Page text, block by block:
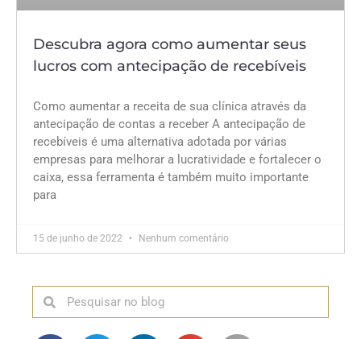
Descubra agora como aumentar seus
lucros com antecipação de recebíveis
Como aumentar a receita de sua clínica através da
antecipação de contas a receber A antecipação de
recebíveis é uma alternativa adotada por várias
empresas para melhorar a lucratividade e fortalecer o
caixa, essa ferramenta é também muito importante
para
15 de junho de 2022 Nenhum comentário